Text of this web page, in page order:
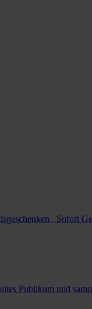
Sofort
Publikum und